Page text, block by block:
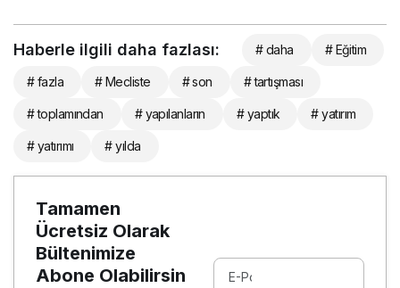
Haberle ilgili daha fazlası: # daha # Eğitim
# fazla # Mecliste # son # tartışması
# toplamından # yapılanların # yaptık # yatırım
# yatırımı # yılda
Tamamen
Ücretsiz Olarak
Bültenimize
Abone Olabilirsin